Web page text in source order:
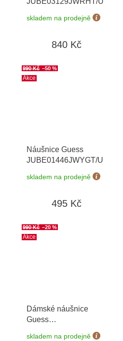
skladem na prodejně
840 Kč
Akce
990 Kč –50 %
Náušnice Guess
JUBE01446JWYGT/U
skladem na prodejně
495 Kč
Akce
990 Kč –20 %
Dámské náušnice
Guess
JUBE05108JWRHT/U
skladem na prodejně